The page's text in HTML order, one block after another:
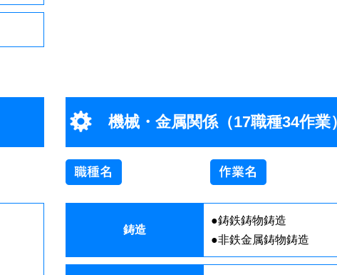
機械・金属関係（17職種34作業）
鋳造
●鋳鉄鋳物鋳造
●非鉄金属鋳物鋳造